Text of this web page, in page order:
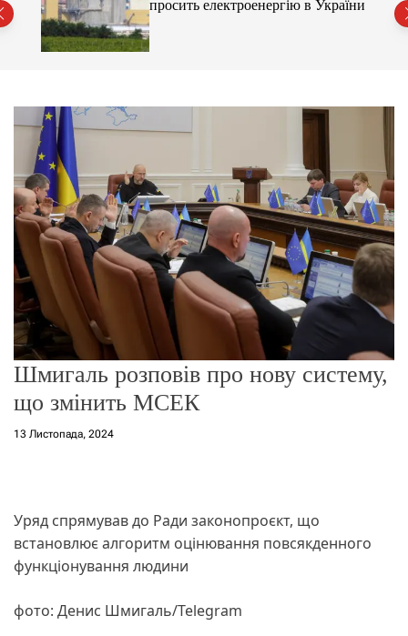
ь
г
р
ж
и
м
у
просить електроенергію в України
Шмигаль розповів про нову систему,
що змінить МСЕК
13 Листопада, 2024
Уряд спрямував до Ради законопроєкт, що
встановлює алгоритм оцінювання повсякденного
функціонування людини
фото: Денис Шмигаль/Telegram